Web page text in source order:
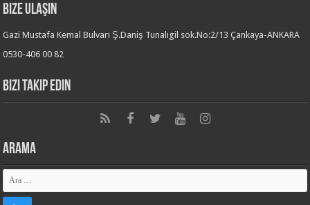
Bize Ulaşın
Gazi Mustafa Kemal Bulvarı Ş.Daniş Tunalıgil sok.No:2/13 Çankaya-ANKARA
0530-406 00 82
Bizi Takip Edin
Arama